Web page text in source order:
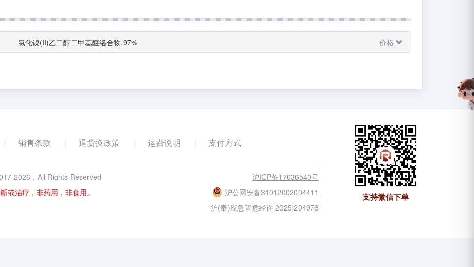
氯化镍(II)乙二醇二甲基醚络合物,97% 价格
销售条款 退货换政策 运费说明 支付方式
2026 ，All Rights Reserved
沪ICP备17036540号
或治疗，非药用，非食用。
沪公网安备31012002004411
沪(奉)应急管危经许[2025]204976
支持微信下单